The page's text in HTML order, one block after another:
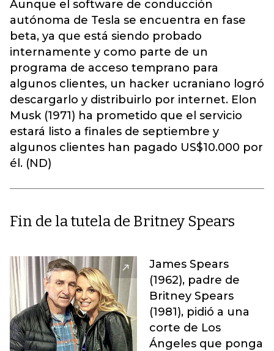
Aunque el software de conducción
autónoma de Tesla se encuentra en fase
beta, ya que está siendo probado
internamente y como parte de un
programa de acceso temprano para
algunos clientes, un hacker ucraniano logró
descargarlo y distribuirlo por internet. Elon
Musk (1971) ha prometido que el servicio
estará listo a finales de septiembre y
algunos clientes han pagado US$10.000 por
él. (ND)
Fin de la tutela de Britney Spears
James Spears
(1962), padre de
Britney Spears
(1981), pidió a una
corte de Los
Ángeles que ponga